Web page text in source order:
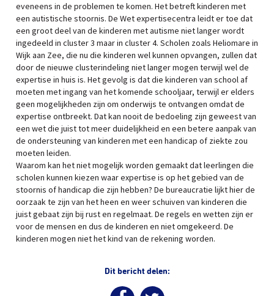
eveneens in de problemen te komen. Het betreft kinderen met
een autistische stoornis. De Wet expertisecentra leidt er toe dat
een groot deel van de kinderen met autisme niet langer wordt
ingedeeld in cluster 3 maar in cluster 4. Scholen zoals Heliomare in
Wijk aan Zee, die nu die kinderen wel kunnen opvangen, zullen dat
door de nieuwe clusterindeling niet langer mogen terwijl wel de
expertise in huis is. Het gevolg is dat die kinderen van school af
moeten met ingang van het komende schooljaar, terwijl er elders
geen mogelijkheden zijn om onderwijs te ontvangen omdat de
expertise ontbreekt. Dat kan nooit de bedoeling zijn geweest van
een wet die juist tot meer duidelijkheid en een betere aanpak van
de ondersteuning van kinderen met een handicap of ziekte zou
moeten leiden.
Waarom kan het niet mogelijk worden gemaakt dat leerlingen die
scholen kunnen kiezen waar expertise is op het gebied van de
stoornis of handicap die zijn hebben? De bureaucratie lijkt hier de
oorzaak te zijn van het heen en weer schuiven van kinderen die
juist gebaat zijn bij rust en regelmaat. De regels en wetten zijn er
voor de mensen en dus de kinderen en niet omgekeerd. De
kinderen mogen niet het kind van de rekening worden.
Dit bericht delen: